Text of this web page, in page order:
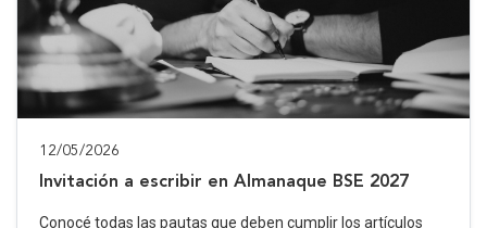
12/05/2026
Invitación a escribir en Almanaque BSE 2027
Conocé todas las pautas que deben cumplir los artículos